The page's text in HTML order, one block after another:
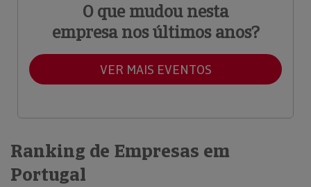
O que mudou nesta
empresa nos últimos anos?
VER MAIS EVENTOS
Ranking de Empresas em
Portugal